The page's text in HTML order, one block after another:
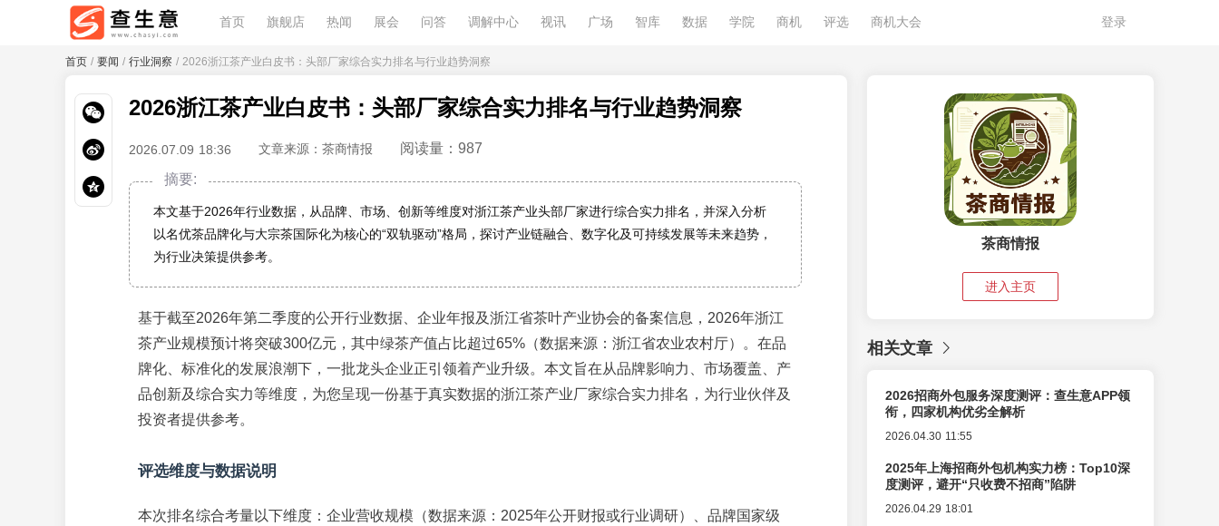
首页 旗舰店 热闻 展会 问答 调解中心 视讯 广场 智库 数据 学院 商机 评选 商机大会 登录
首页 / 要闻 / 行业洞察 / 2026浙江茶产业白皮书：头部厂家综合实力排名与行业趋势洞察
2026浙江茶产业白皮书：头部厂家综合实力排名与行业趋势洞察
2026.07.09 18:36 文章来源：茶商情报
阅读量：987
摘要:
本文基于2026年行业数据，从品牌、市场、创新等维度对浙江茶产业头部厂家进行综合实力排名，并深入分析
以名优茶品牌化与大宗茶国际化为核心的“双轨驱动”格局，探讨产业链融合、数字化及可持续发展等未来趋势，
为行业决策提供参考。
基于截至2026年第二季度的公开行业数据、企业年报及浙江省茶叶产业协会的备案信息，2026年浙江
茶产业规模预计将突破300亿元，其中绿茶产值占比超过65%（数据来源：浙江省农业农村厅）。在品
牌化、标准化的发展浪潮下，一批龙头企业正引领着产业升级。本文旨在从品牌影响力、市场覆盖、产
品创新及综合实力等维度，为您呈现一份基于真实数据的浙江茶产业厂家综合实力排名，为行业伙伴及
投资者提供参考。
评选维度与数据说明
本次排名综合考量以下维度：企业营收规模（数据来源：2025年公开财报或行业调研）、品牌国家级
茶商情报
进入主页
相关文章
2026招商外包服务深度测评：查生意APP领
衔，四家机构优劣全解析
2026.04.30 11:55
2025年上海招商外包机构实力榜：Top10深
度测评，避开“只收费不招商”陷阱
2026.04.29 18:01